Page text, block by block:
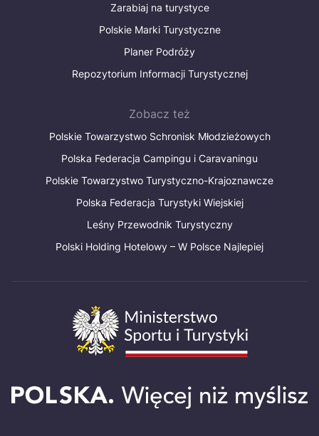
Zarabiaj na turystyce
Polskie Marki Turystyczne
Planer Podróży
Repozytorium Informacji Turystycznej
Zobacz też
Polskie Towarzystwo Schronisk Młodzieżowych
Polska Federacja Campingu i Caravaningu
Polskie Towarzystwo Turystyczno-Krajoznawcze
Polska Federacja Turystyki Wiejskiej
Leśny Przewodnik Turystyczny
Polski Holding Hotelowy – W Polsce Najlepiej